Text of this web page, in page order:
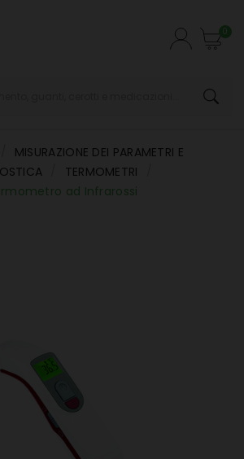
0
MISURAZIONE DEI PARAMETRI E
TERMOMETRI
ad Infrarossi